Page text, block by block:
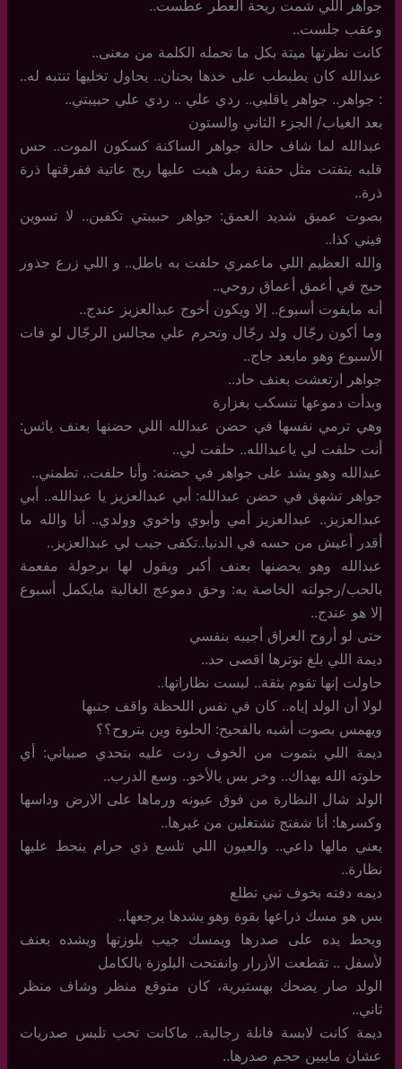
جواهر اللي شمت ريحة العطر عطست..
وعقب جلست..
كانت نظرتها ميتة بكل ما تحمله الكلمة من معنى..
عبدالله كان يطبطب على خدها بحنان.. يحاول تخليها تنتبه له..
: جواهر.. جواهر ياقلبي.. ردي علي .. ردي علي حبيبتي..
بعد الغياب/ الجزء الثاني والستون
عبدالله لما شاف حالة جواهر الساكنة كسكون الموت.. حس
قلبه يتفتت مثل حفنة رمل هبت عليها ريح عاتية ففرقتها ذرة
ذرة..
بصوت عميق شديد العمق: جواهر حبيبتي تكفين.. لا تسوين
فيني كذا..
والله العظيم اللي ماعمري حلفت به باطل.. و اللي زرع جذور
حبج في أعمق أعماق روحي..
أنه مايفوت أسبوع.. إلا ويكون أخوج عبدالعزيز عندج..
وما أكون رجّال ولد رجّال وتحرم علي مجالس الرجّال لو فات
الأسبوع وهو مابعد جاج..
جواهر ارتعشت بعنف حاد..
وبدأت دموعها تنسكب بغزارة
وهي ترمي نفسها في حضن عبدالله اللي حضنها بعنف يائس:
أنت حلفت لي ياعبدالله.. حلفت لي..
عبدالله وهو يشد على جواهر في حضنه: وأنا حلفت.. تطمني..
جواهر تشهق في حضن عبدالله: أبي عبدالعزيز يا عبدالله.. أبي
عبدالعزيز.. عبدالعزيز أمي وأبوي واخوي وولدي.. أنا والله ما
أقدر أعيش من حسه في الدنيا..تكفى جيب لي عبدالعزيز..
عبدالله وهو يحضنها بعنف أكبر ويقول لها برجولة مفعمة
بالحب/رجولته الخاصة به: وحق دموعج الغالية مايكمل أسبوع
إلا هو عندج..
حتى لو أروح العراق أجيبه بنفسي
ديمة اللي بلغ توترها اقصى حد..
حاولت إنها تقوم بثقة.. لبست نظاراتها..
لولا أن الولد إياه.. كان في نفس اللحظة واقف جنبها
ويهمس بصوت أشبه بالفحيح: الحلوة وين بتروح؟؟
ديمة اللي بتموت من الخوف ردت عليه بتحدي صبياني: أي
حلوته الله يهداك.. وخر بس يالأخو.. وسع الدرب..
الولد شال النظارة من فوق عيونه ورماها على الارض وداسها
وكسرها: أنا شفتج تشتغلين من غيرها..
يعني مالها داعي.. والعيون اللي تلسع ذي حرام ينحط عليها
نظارة..
ديمه دفته بخوف تبي تطلع
بس هو مسك ذراعها بقوة وهو يشدها يرجعها..
ويحط يده على صدرها ويمسك جيب بلوزتها ويشده بعنف
لأسفل .. تقطعت الأزرار وانفتحت البلوزة بالكامل
الولد صار يضحك بهستيرية، كان متوقع منظر وشاف منظر
ثاني..
ديمة كانت لابسة فانلة رجالية.. ماكانت تحب تلبس صدريات
عشان مايبين حجم صدرها..